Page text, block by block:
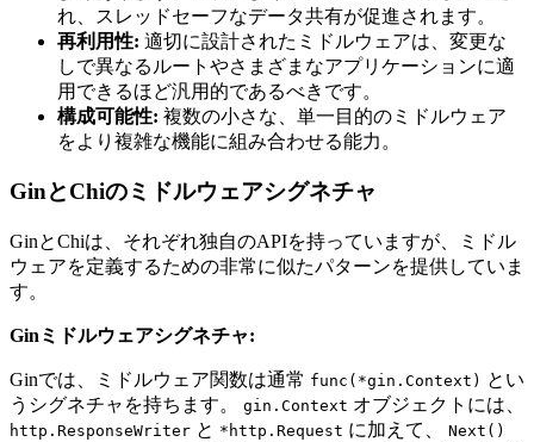
れ、スレッドセーフなデータ共有が促進されます。
再利用性: 適切に設計されたミドルウェアは、変更な
しで異なるルートやさまざまなアプリケーションに適
用できるほど汎用的であるべきです。
構成可能性: 複数の小さな、単一目的のミドルウェア
をより複雑な機能に組み合わせる能力。
GinとChiのミドルウェアシグネチャ
GinとChiは、それぞれ独自のAPIを持っていますが、ミドル
ウェアを定義するための非常に似たパターンを提供していま
す。
Ginミドルウェアシグネチャ:
Ginでは、ミドルウェア関数は通常 func(*gin.Context) とい
うシグネチャを持ちます。 gin.Context オブジェクトには、
http.ResponseWriter と *http.Request に加えて、 Next()